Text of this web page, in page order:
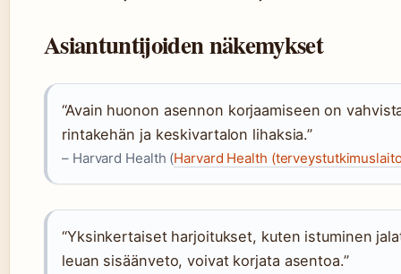
Asiantuntijoiden näkemykset
“Avain huonon asennon korjaamiseen on
rintakehän ja keskivartalon lihaksia.”
– Harvard Health (Harvard Health
“Yksinkertaiset harjoitukset, kuten istuminen
leuan sisäänveto, voivat korjata asentoa.”